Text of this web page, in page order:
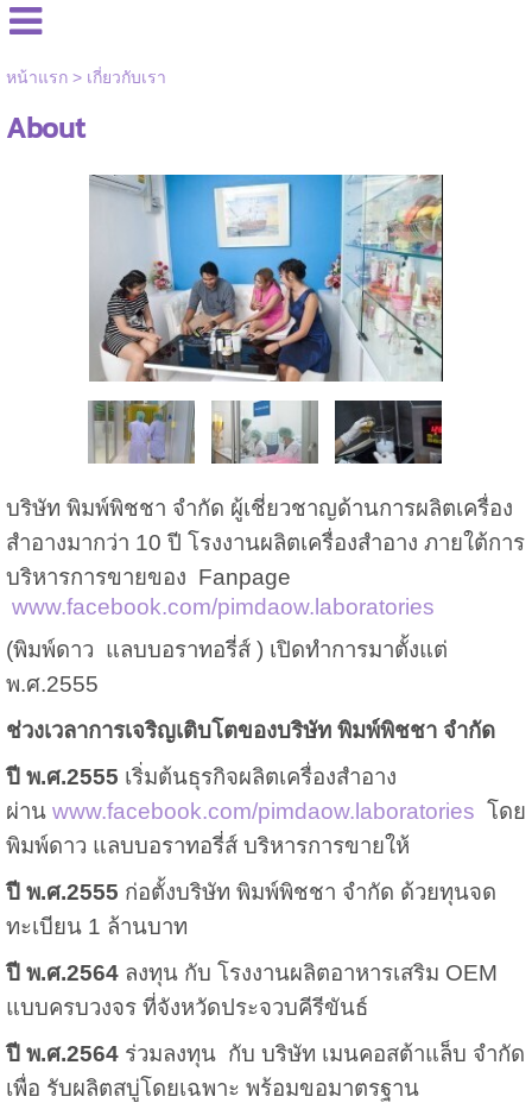
หน้าแรก> เกี่ยวกับเรา
About
บริษัท พิมพ์พิชชา จำกัด ผู้เชี่ยวชาญด้านการผลิตเครื่อง
สำอางมากว่า 10 ปี โรงงานผลิตเครื่องสำอาง ภายใต้การ
บริหารการขายของ Fanpage
www.facebook.com/pimdaow.laboratories
(พิมพ์ดาว แลบบอราทอรี่ส์ ) เปิดทำการมาตั้งแต่
พ.ศ.2555
ช่วงเวลาการเจริญเติบโตของบริษัท พิมพ์พิชชา จำกัด
ปี พ.ศ.2555 เริ่มต้นธุรกิจผลิตเครื่องสำอาง
ผ่าน www.facebook.com/pimdaow.laboratories โดย
พิมพ์ดาว แลบบอราทอรี่ส์ บริหารการขายให้
ปี พ.ศ.2555 ก่อตั้งบริษัท พิมพ์พิชชา จำกัด ด้วยทุนจด
ทะเบียน 1 ล้านบาท
ปี พ.ศ.2564 ลงทุน กับ โรงงานผลิตอาหารเสริม OEM
แบบครบวงจร ที่จังหวัดประจวบคีรีขันธ์
ปี พ.ศ.2564ร่วมลงทุน กับ บริษัท เมนคอสต้าแล็บ จำกัด
เพื่อ รับผลิตสบู่โดยเฉพาะ พร้อมขอมาตรฐาน